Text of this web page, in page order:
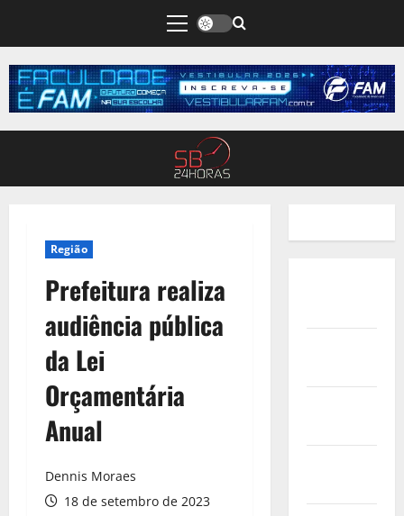
Região
Prefeitura realiza
audiência pública
da Lei
Orçamentária
Anual
Dennis Moraes
18 de setembro de 2023